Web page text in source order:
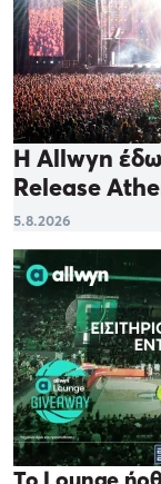
Η Allwyn
Release
5.8.2026